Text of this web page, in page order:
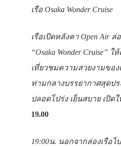
เรือ Osaka Wonder Cruise
เรือเปิดหลังคา Open Air ล่
“Osaka Wonder Cruise”
เที่ยวชมความสวยงามของ
ท่ามกลางบรรยากาศสุดป
ปลอดโปร่ง เย็นสบาย เปิด
19.00
19:00น. นอกจากล่องเรือ